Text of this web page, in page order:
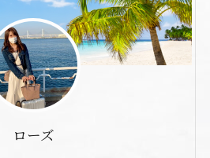
ローズ